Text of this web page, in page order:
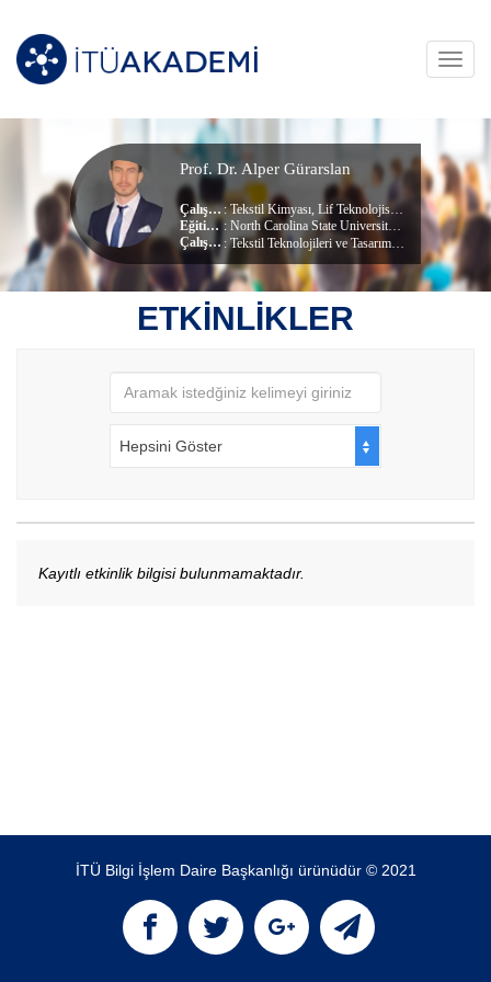
Prof. Dr. Alper Gürarslan
Çalışma Alanları:Tekstil Kimyası, Lif Teknolojisi ,Nanoteknoloji
Eğitim Durumu
: North Carolina State University, (Post-doktora)
Çalıştığı Birim :Tekstil Teknolojileri ve Tasarımı , Tekstil
ETKİNLİKLER
Hepsini Göster
Kayıtlı etkinlik bilgisi bulunmamaktadır.
İTÜ Bilgi İşlem Daire Başkanlığı ürünüdür © 2021